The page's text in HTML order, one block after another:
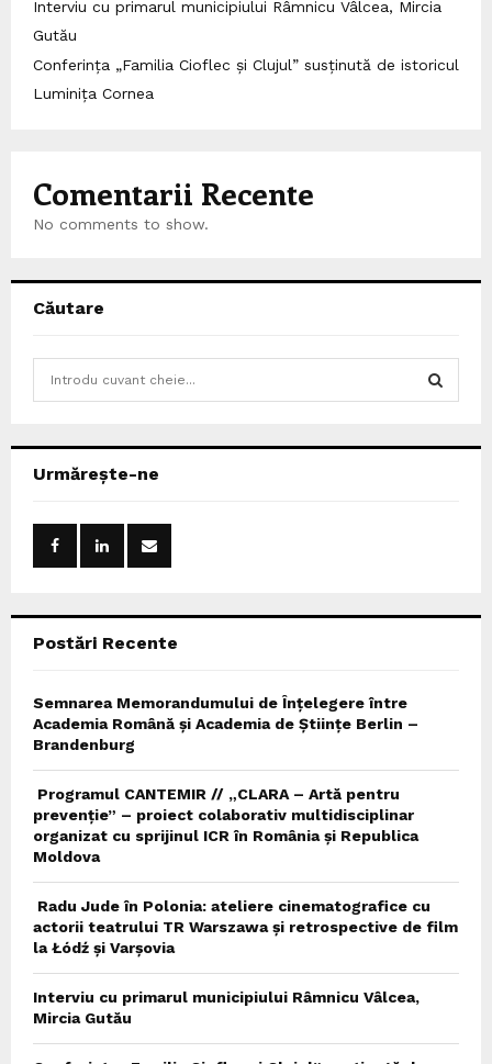
Interviu cu primarul municipiului Râmnicu Vâlcea, Mircia
Gutău
Conferința „Familia Cioflec și Clujul” susținută de istoricul
Luminița Cornea
Comentarii Recente
No comments to show.
Căutare
h
Urmărește-ne
Postări Recente
Semnarea Memorandumului de Înțelegere între
Academia Română și Academia de Științe Berlin –
Brandenburg
Programul CANTEMIR // „CLARA – Artă pentru
prevenție” – proiect colaborativ multidisciplinar
organizat cu sprijinul ICR în România și Republica
Moldova
Radu Jude în Polonia: ateliere cinematografice cu
actorii teatrului TR Warszawa și retrospective de film
la Łódź și Varșovia
Interviu cu primarul municipiului Râmnicu Vâlcea,
Mircia Gutău